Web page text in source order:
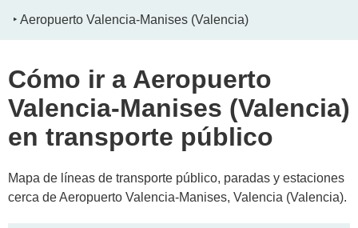
Aeropuerto Valencia-Manises (Valencia)
Cómo ir a Aeropuerto
Valencia-Manises (Valencia)
en transporte público
Mapa de líneas de transporte público, paradas y estaciones
cerca de Aeropuerto Valencia-Manises, Valencia (Valencia).